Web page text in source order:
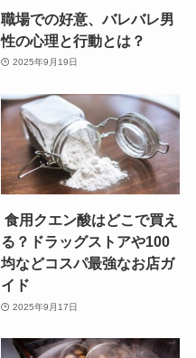
職場での好意、バレバレ男
性の心理と行動とは？
2025年9月19日
食用クエン酸はどこで買え
る？ドラッグストアや100
均などコスパ最強なお店ガ
イド
2025年9月17日